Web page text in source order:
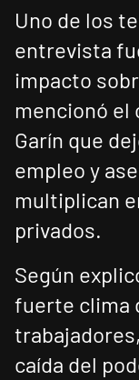
Uno de los
entrevista
impacto
mencionó el
Garín que
empleo y
multiplican
privados.
Según
fuerte clima
caída del